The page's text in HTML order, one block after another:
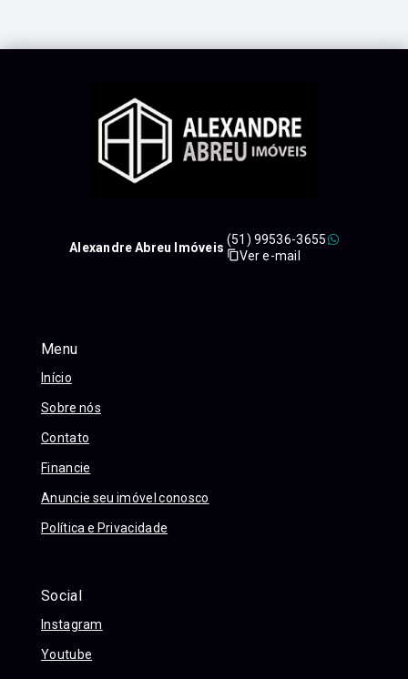
Menu
Início
Sobre nós
Contato
Financie
Anuncie seu imóvel conosco
Política e Privacidade
Social
Instagram
Youtube
Alexandre Abreu Imóveis
(51) 99536-3655
Ver e-mail